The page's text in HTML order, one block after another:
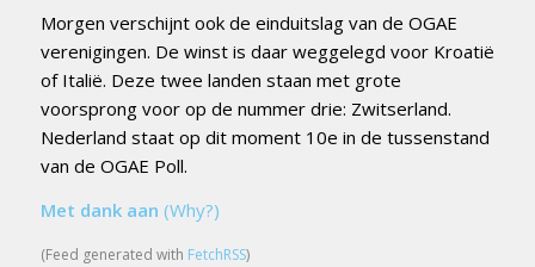
Morgen verschijnt ook de einduitslag van de OGAE
verenigingen. De winst is daar weggelegd voor Kroatië
of Italië. Deze twee landen staan met grote
voorsprong voor op de nummer drie: Zwitserland.
Nederland staat op dit moment 10e in de tussenstand
van de OGAE Poll.
Met dank aan (Why?)
(Feed generated with FetchRSS)